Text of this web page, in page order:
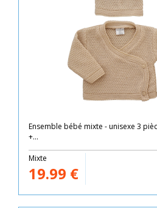
Ensemble bébé mixte - unisexe 3
+...
Mixte
19.99 €